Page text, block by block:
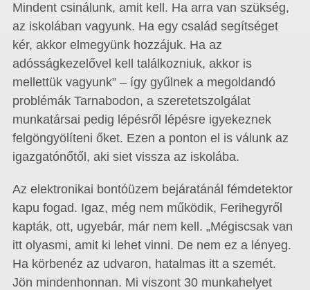
Mindent csinálunk, amit kell. Ha arra van szükség,
az iskolában vagyunk. Ha egy család segítséget
kér, akkor elmegyünk hozzájuk. Ha az
adósságkezelővel kell találkozniuk, akkor is
mellettük vagyunk” – így gyűlnek a megoldandó
problémák Tarnabodon, a szeretetszolgálat
munkatársai pedig lé­­pésről lépésre igyekeznek
felgöngyölíteni őket. Ezen a ponton el is válunk az
igazgatónőtől, aki siet vissza az iskolába.
Az elektronikai bontóüzem bejáratánál fémdetektor
kapu fogad. Igaz, még nem működik, Ferihegyről
kapták, ott, ugyebár, már nem kell. „Mégiscsak van
itt olyasmi, amit ki lehet vinni. De nem ez a lényeg.
Ha körbenéz az udvaron, hatalmas itt a szemét.
Jön mindenhonnan. Mi viszont 30 munkahelyet